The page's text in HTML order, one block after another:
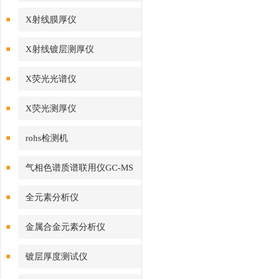
X射线膜厚仪
X射线镀层测厚仪
X荧光光谱仪
X荧光测厚仪
rohs检测机
气相色谱质谱联用仪GC-MS
全元素分析仪
金属合金元素分析仪
镀层厚度测试仪